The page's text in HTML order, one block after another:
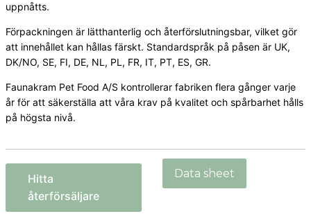
uppnåtts.
Förpackningen är lätthanterlig och återförslutningsbar, vilket gör
att innehållet kan hållas färskt. Standardspråk på påsen är UK,
DK/NO, SE, FI, DE, NL, PL, FR, IT, PT, ES, GR.
Faunakram Pet Food A/S kontrollerar fabriken flera gånger varje
år för att säkerställa att våra krav på kvalitet och spårbarhet hålls
på högsta nivå.
Hitta
återförsäljare